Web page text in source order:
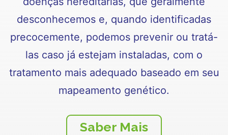
desconhecemos e, quando identificadas
precocemente, podemos prevenir ou tratá-
las caso já estejam instaladas, com o
tratamento mais adequado baseado em seu
mapeamento genético.
Saber Mais